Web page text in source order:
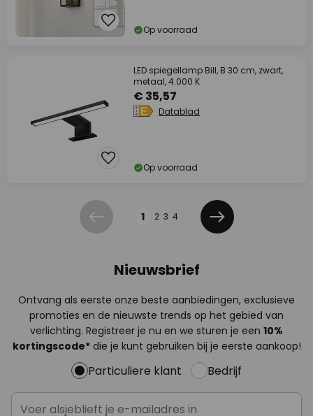
Op voorraad
LED spiegellamp Bill, B 30 cm, zwart,
metaal, 4.000 K
€ 35,57
Datablad
Op voorraad
Vorige 1 2 3 4
Volgende
Nieuwsbrief
Ontvang als eerste onze beste aanbiedingen, exclusieve
promoties en de nieuwste trends op het gebied van
verlichting. Registreer je nu en we sturen je een 10%
kortingscode*die je kunt gebruiken bij je eerste aankoop!
Particuliere klant Bedrijf